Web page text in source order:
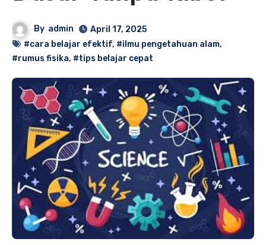
By admin
April 17, 2025
#cara belajar efektif, #ilmu pengetahuan alam,
#rumus fisika, #tips belajar cepat